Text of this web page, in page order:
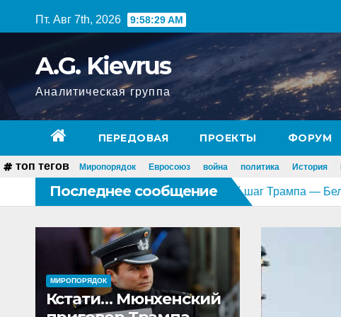
к
содержимому
Пт. Авг 7th, 2026 9:58:30 AM
A.G. Kievrus
Аналитическая группа
ПЕРЕДОВАЯ ПРОЕКТЫ ФОРУМ
топ тегов Миропорядок Евросоюз война политика История
Последнее сообщение
Трампа Следующий шаг Трампа — Беларусь
МИРОПОРЯДОК
Кстати… Мюнхенский